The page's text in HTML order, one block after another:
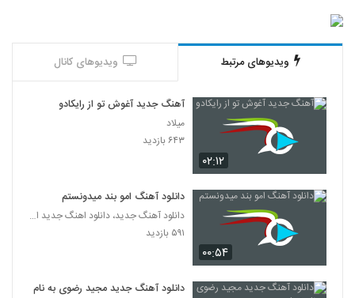
4425
دانلود آهنگ عابد طهماسبی یکی یه دونه
۲۵۴ بازدید
آهنگ سر مست از دی جی فلیکس(پاپ)
دانلود آهنگ روزای تلخ (به همراه متین کینگ)
از هومن مرادخانی
دانلود آهنگ ای دی بند تیک تیک ساعت
ویدیوهای مرتبط ویدیوهای کانال
۰۲:۱۲
آهنگ جدید آغوش تو از رایکادو
میلاد
۶۴۳ بازدید
۰۰:۵۴
دانلود آهنگ امو بند میدونستم
دانلود آهنگ جدید، دانلود اهنگ جدید ایرانی
۵۹۱ بازدید
دانلود آهنگ جدید مجید رضوی به نام